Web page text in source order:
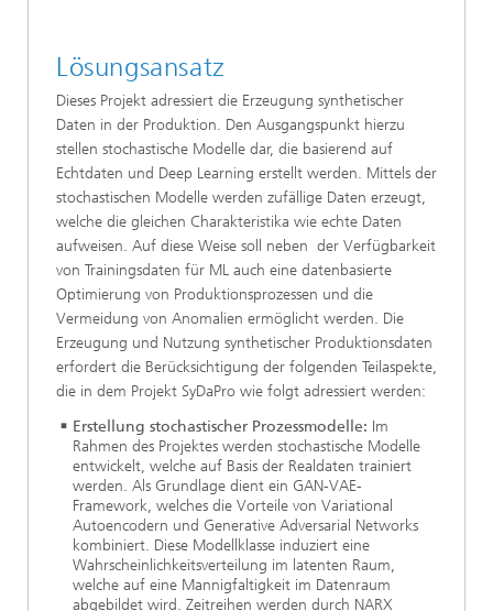
Lösungsansatz
Dieses Projekt adressiert die Erzeugung synthetischer
Daten in der Produktion. Den Ausgangspunkt hierzu
stellen stochastische Modelle dar, die basierend auf
Echtdaten und Deep Learning erstellt werden. Mittels der
stochastischen Modelle werden zufällige Daten erzeugt,
welche die gleichen Charakteristika wie echte Daten
aufweisen. Auf diese Weise soll neben der Verfügbarkeit
von Trainingsdaten für ML auch eine datenbasierte
Optimierung von Produktionsprozessen und die
Vermeidung von Anomalien ermöglicht werden. Die
Erzeugung und Nutzung synthetischer Produktionsdaten
erfordert die Berücksichtigung der folgenden Teilaspekte,
die in dem Projekt SyDaPro wie folgt adressiert werden:
Erstellung stochastischer Prozessmodelle: Im
Rahmen des Projektes werden stochastische Modelle
entwickelt, welche auf Basis der Realdaten trainiert
werden. Als Grundlage dient ein GAN-VAE-
Framework, welches die Vorteile von Variational
Autoencodern und Generative Adversarial Networks
kombiniert. Diese Modellklasse induziert eine
Wahrscheinlichkeitsverteilung im latenten Raum,
welche auf eine Mannigfaltigkeit im Datenraum
abgebildet wird. Zeitreihen werden durch NARX